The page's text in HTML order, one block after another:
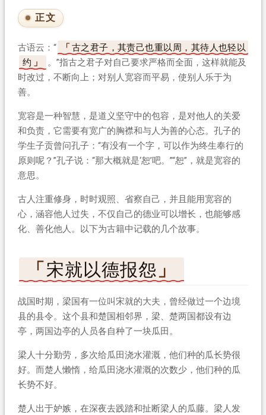
正文
古语云：“
古之君子，其责己也重以周，其待人也轻以
约
。”指古之君子对自己要求严格而全面，这样就能及
时改过，不断向上；对别人宽容而平易，使别人乐于为
善。
宽容是一种智慧，是道义坚守中的包容，是对他人的关爱
和负责，它需要有宽广的胸襟和与人为善的心态。孔子的
学生子贡曾问孔子：“有没有一个字，可以作为终生奉行的
原则呢？”孔子说：“那大概就是‘恕’吧。”“恕”，就是宽容的
意思。
古人注重修身，时时观照、省察自己，并且能用宽容的
心，涵容他人过失，不仅自己的德业可以增长，也能够感
化、善化他人。以下为古籍中记载的几个故事。
宋就以德报怨
战国时期，梁国有一位叫宋就的大夫，曾经做过一个边境
县的县令。这个县和楚国相邻界，梁、楚两国都设有边
亭，两国边亭的人员各自种了一块瓜田。
梁人十分勤劳，多次给瓜田浇水灌溉，他们种的瓜长势很
好。而楚人懒惰，给瓜田浇水灌溉的次数少，他们种的瓜
长势不好。
楚人出于妒嫉，在深夜去践踏和扯断梁人的瓜藤。梁人发